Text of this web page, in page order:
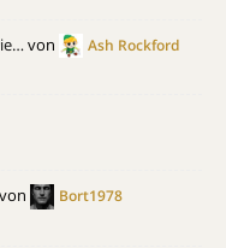
von Ash Rockford
von Bort1978